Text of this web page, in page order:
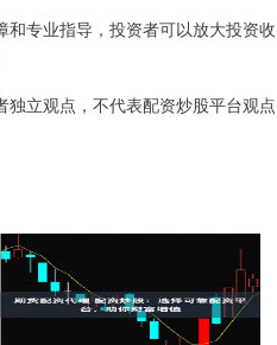
专业指导，投资者可以放大投资收
独立观点，不代表配资炒股平台观点